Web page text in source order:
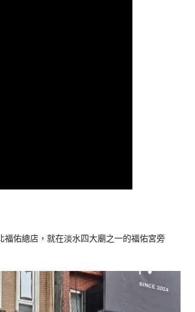
佑總店，就在淡水四大廟之一的福佑宮旁